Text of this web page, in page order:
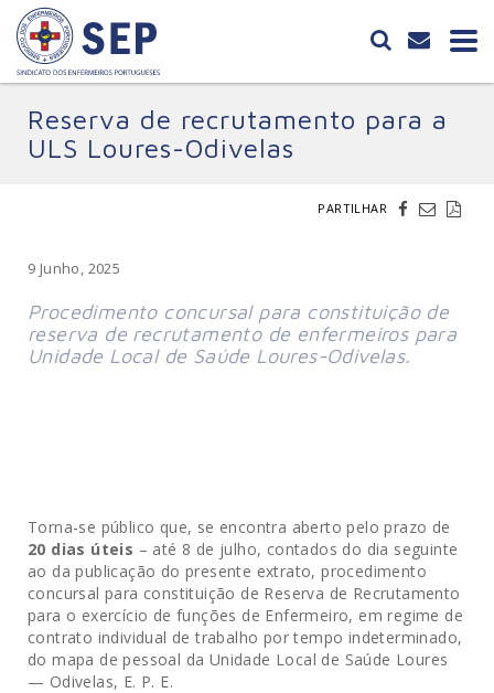
Reserva de recrutamento para a
ULS Loures-Odivelas
PARTILHAR
9 Junho, 2025
Procedimento concursal para constituição de
reserva de recrutamento de enfermeiros para
Unidade Local de Saúde Loures-Odivelas.
Torna-se público que, se encontra aberto pelo prazo de
20 dias úteis – até 8 de julho, contados do dia seguinte
ao da publicação do presente extrato, procedimento
concursal para constituição de Reserva de Recrutamento
para o exercício de funções de Enfermeiro, em regime de
contrato individual de trabalho por tempo indeterminado,
do mapa de pessoal da Unidade Local de Saúde Loures
— Odivelas, E. P. E.